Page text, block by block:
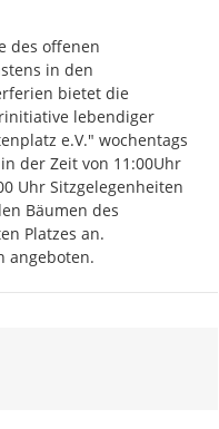
des offenen
in den
bietet die
lebendiger
e.V." wochentags
der Zeit von 11:00Uhr
Uhr Sitzgelegenheiten
Bäumen des
Platzes an.
angeboten.